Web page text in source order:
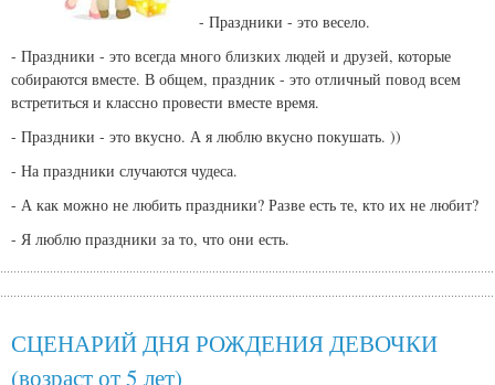
- Праздники - это весело.
- Праздники - это всегда много близких людей и друзей, которые
собираются вместе. В общем, праздник - это отличный повод всем
встретиться и классно провести вместе время.
- Праздники - это вкусно. А я люблю вкусно покушать. ))
- На праздники случаются чудеса.
- А как можно не любить праздники? Разве есть те, кто их не любит?
- Я люблю праздники за то, что они есть.
СЦЕНАРИЙ ДНЯ РОЖДЕНИЯ ДЕВОЧКИ
(возраст от 5 лет)